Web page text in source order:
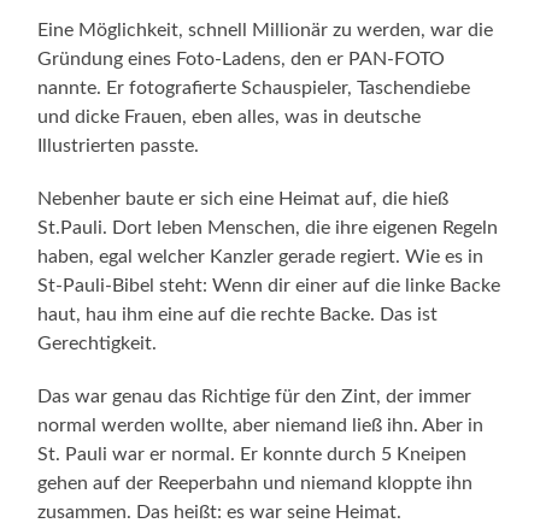
Eine Möglichkeit, schnell Millionär zu werden, war die
Gründung eines Foto-Ladens, den er PAN-FOTO
nannte. Er fotografierte Schauspieler, Taschendiebe
und dicke Frauen, eben alles, was in deutsche
Illustrierten passte.
Nebenher baute er sich eine Heimat auf, die hieß
St.Pauli. Dort leben Menschen, die ihre eigenen Regeln
haben, egal welcher Kanzler gerade regiert. Wie es in
St-Pauli-Bibel steht: Wenn dir einer auf die linke Backe
haut, hau ihm eine auf die rechte Backe. Das ist
Gerechtigkeit.
Das war genau das Richtige für den Zint, der immer
normal werden wollte, aber niemand ließ ihn. Aber in
St. Pauli war er normal. Er konnte durch 5 Kneipen
gehen auf der Reeperbahn und niemand kloppte ihn
zusammen. Das heißt: es war seine Heimat.